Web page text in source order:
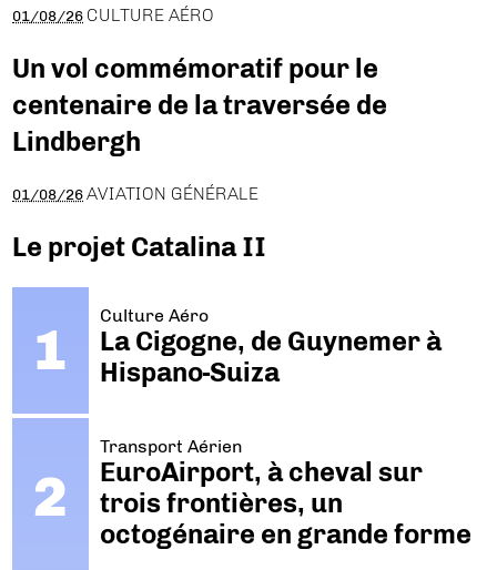
01/08/26 CULTURE AÉRO
Un vol commémoratif pour le
centenaire de la traversée de
Lindbergh
01/08/26 AVIATION GÉNÉRALE
Le projet Catalina II
Culture Aéro
La Cigogne, de Guynemer à
Hispano-Suiza
Transport Aérien
EuroAirport, à cheval sur
trois frontières, un
octogénaire en grande forme